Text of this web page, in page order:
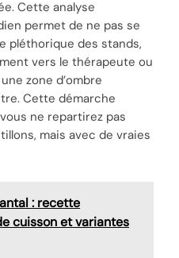
Cette analyse
permet de ne pas se
pléthorique des stands,
vers le thérapeute ou
zone d’ombre
Cette démarche
ne repartirez pas
mais avec de vraies
: recette
cuisson et variantes